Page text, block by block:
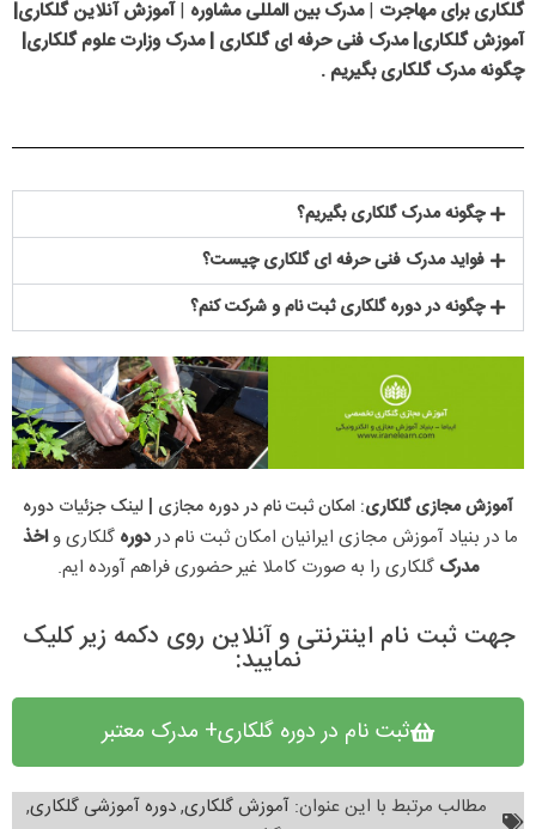
گلکاری برای مهاجرت |مدرک بین المللی مشاوره |آموزش آنلاین گلکاری|
آموزش گلکاری| مدرک فنی حرفه ای گلکاری | مدرک وزارت علوم گلکاری|
چگونه مدرک گلکاری بگیریم .
چگونه مدرک گلکاری بگیریم؟
فواید مدرک فنی حرفه ای گلکاری چیست؟
چگونه در دوره گلکاری ثبت نام و شرکت کنم؟
آموزش مجازی گلکاری: امکان ثبت نام در دوره مجازی​ | لینک جزئیات دوره
ما در بنیاد آموزش مجازی ایرانیان امکان ثبت نام در دوره گلکاری و
مدرک گلکاری را به صورت کاملا غیر حضوری فراهم آورده ایم.
جهت ثبت نام اینترنتی و آنلاین روی دکمه زیر کلیک
نمایید:
ثبت نام در دوره گلکاری+ مدرک معتبر
مطالب مرتبط با این عنوان: آموزش گلکاری,دوره آموزشی گلکاری,